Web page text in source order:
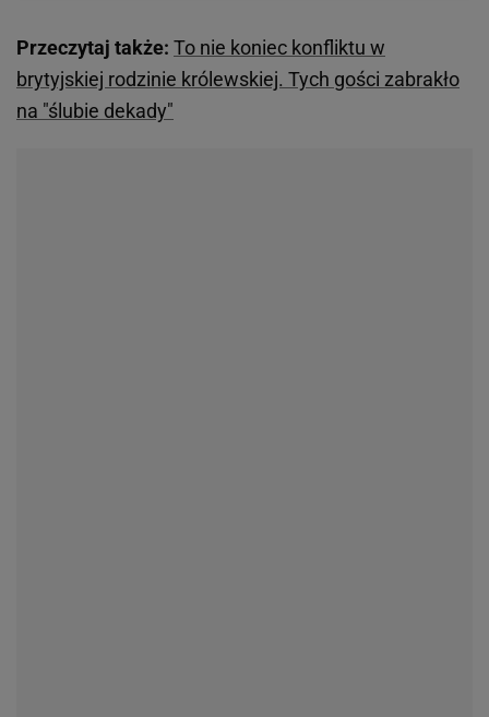
Przeczytaj także: To nie koniec konfliktu w
brytyjskiej rodzinie królewskiej. Tych gości zabrakło
na "ślubie dekady"